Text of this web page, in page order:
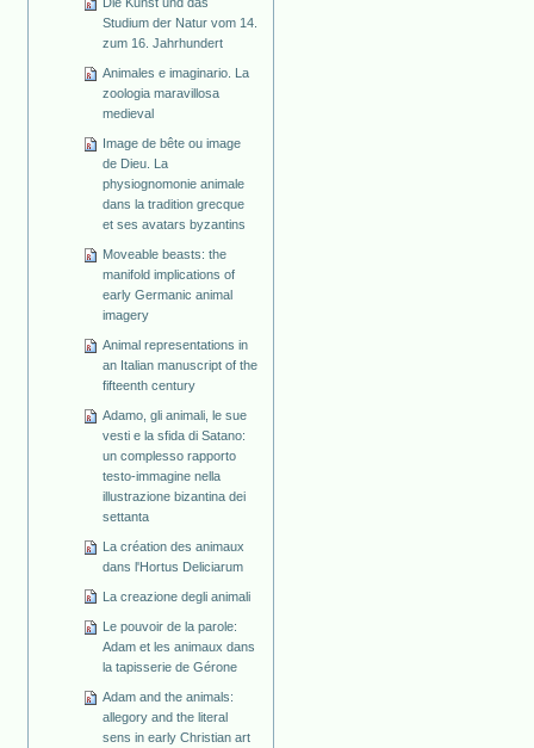
Studium der Natur vom 14.
zum 16. Jahrhundert
Animales e imaginario. La
zoologia maravillosa
medieval
Image de bête ou image
de Dieu. La
physiognomonie animale
dans la tradition grecque
et ses avatars byzantins
Moveable beasts: the
manifold implications of
early Germanic animal
imagery
Animal representations in
an Italian manuscript of the
fifteenth century
Adamo, gli animali, le sue
vesti e la sfida di Satano:
un complesso rapporto
testo-immagine nella
illustrazione bizantina dei
settanta
La création des animaux
dans l'Hortus Deliciarum
La creazione degli animali
Le pouvoir de la parole:
Adam et les animaux dans
la tapisserie de Gérone
Adam and the animals:
allegory and the literal
sens in early Christian art